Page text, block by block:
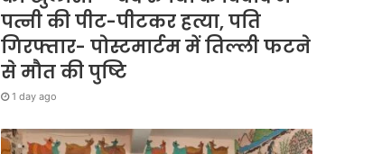
पत्नी की पीट-पीटकर हत्या, पति
गिरफ्तार- पोस्टमार्टम में तिल्ली फटने
से मौत की पुष्टि
1 day ago